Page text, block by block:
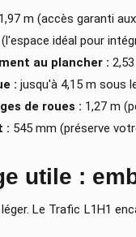
1,97 m (accès garanti
(l'espace idéal pour
au plancher :
: jusqu'à 4,15 m sous
de roues : 1,27 m
: 545 mm (préserve
utile :
Le Trafic L1H1